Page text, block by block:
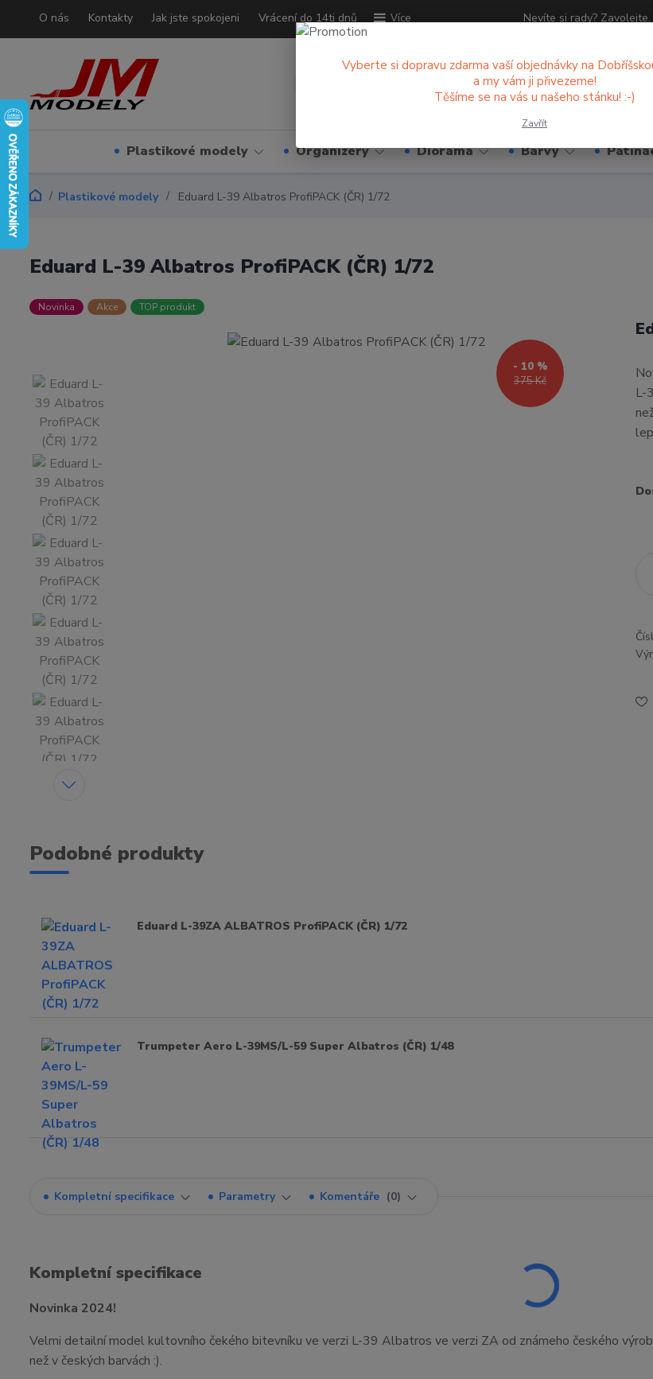
O nás Kontakty Jak jste spokojeni Vrácení do 14ti dnů Více Nevíte si rady? Zavolejte.
Plastikové modely Organizéry Diorama Barvy
Plastikové modely Eduard L-39 Albatros ProfiPACK (ČR) 1/72
Eduard L-39 Albatros ProfiPACK (ČR) 1/72
Novinka Akce TOP produkt
375 Kč
- 10 %
L-
Podobné produkty
Eduard L-39ZA ALBATROS ProfiPACK (ČR) 1/72
Trumpeter Aero L-39MS/L-59 Super Albatros (ČR) 1/48
Kompletní specifikace Parametry Komentáře 0
Kompletní specifikace
Novinka 2024!
Velmi detailní model kultovního čekého bitevníku ve verzi L-39 Albatros ve verzi ZA od známeho českého
než v českých barvách :).
Vyberte si dopravu zdarma vaší objednávky na
a my vám ji přivezeme!
Těšíme se na vás u našeho stánku! :-)
Zavřít